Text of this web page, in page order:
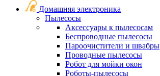
Домашняя электроника
Пылесосы
Аксессуары к пылесосам
Беспроводные пылесосы
Пароочистители и швабры
Проводные пылесосы
Робот для мойки окон
Роботы-пылесосы